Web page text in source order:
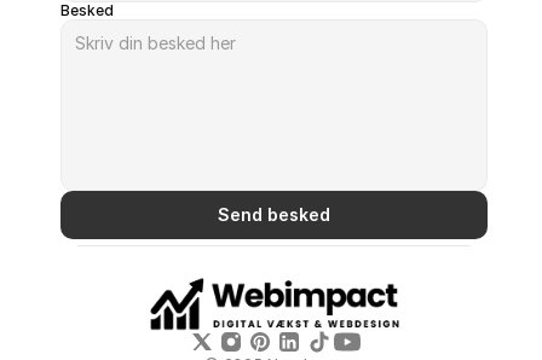
Besked
Send besked